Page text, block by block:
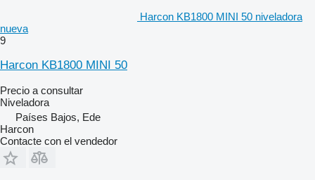
Harcon KB1800 MINI 50 niveladora
nueva
9
Harcon KB1800 MINI 50
Precio a consultar
Niveladora
Países Bajos, Ede
Harcon
Contacte con el vendedor